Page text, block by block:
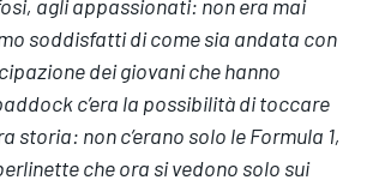
agli appassionati: non era mai
soddisfatti di come sia andata con
dei giovani che hanno
c’era la possibilità di toccare
storia: non c’erano solo le Formula 1,
che ora si vedono solo sui